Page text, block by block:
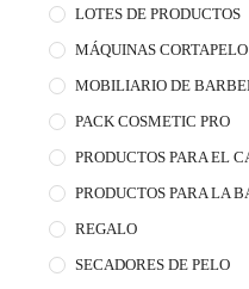
LOTES DE PRODUCTOS
MÁQUINAS CORTAPELO
MOBILIARIO DE
PACK COSMETIC PRO
PRODUCTOS PARA EL
PRODUCTOS PARA LA
REGALO
SECADORES DE PELO